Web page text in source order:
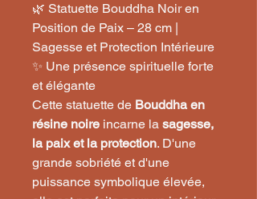
🌿 Statuette Bouddha Noir en
Position de Paix – 28 cm |
Sagesse et Protection Intérieure
✨ Une présence spirituelle forte
et élégante
Cette statuette de Bouddha en
résine noire incarne la sagesse,
la paix et la protection. D'une
grande sobriété et d'une
puissance symbolique élevée,